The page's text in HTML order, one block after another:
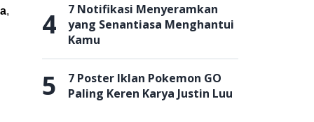
, 4
7 Notifikasi Menyeramkan
yang Senantiasa Menghantui
Kamu
5
7 Poster Iklan Pokemon GO
Paling Keren Karya Justin Luu